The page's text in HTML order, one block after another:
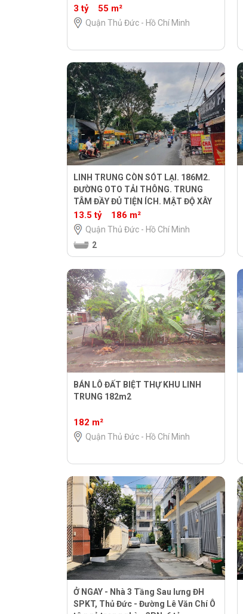
3 tỷ 55 m²
Quận Thủ Đức - Hồ Chí Minh
LINH TRUNG CÒN SÓT LẠI. 186M2.
ĐƯỜNG OTO TẢI THÔNG. TRUNG
TÂM ĐẦY ĐỦ TIỆN ÍCH. MẬT ĐỘ XÂY
DỰNG CAO. GIÁ 13.5 TỶ. TL
13.5 tỷ 186 m²
Quận Thủ Đức - Hồ Chí Minh
2
BÁN LÔ ĐẤT BIỆT THỰ KHU LINH
TRUNG 182m2
182 m²
Quận Thủ Đức - Hồ Chí Minh
Ở NGAY - Nhà 3 Tầng Sau lưng ĐH
SPKT, Thủ Đức - Đường Lê Văn Chí Ô